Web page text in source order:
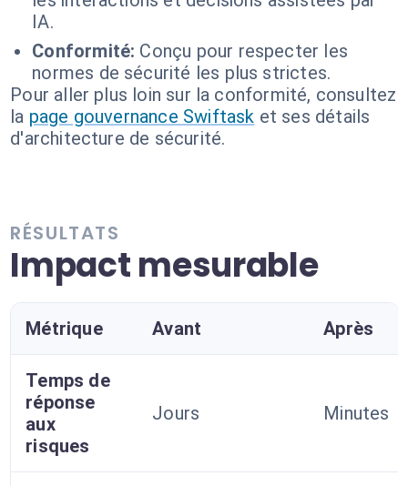
IA.
Conformité: Conçu pour respecter les
normes de sécurité les plus strictes.
Pour aller plus loin sur la conformité, consultez
la page gouvernance Swiftask et ses détails
d'architecture de sécurité.
RÉSULTATS
Impact mesurable
Métrique Avant Après
Temps de
réponse
aux
risques
Jours Minutes